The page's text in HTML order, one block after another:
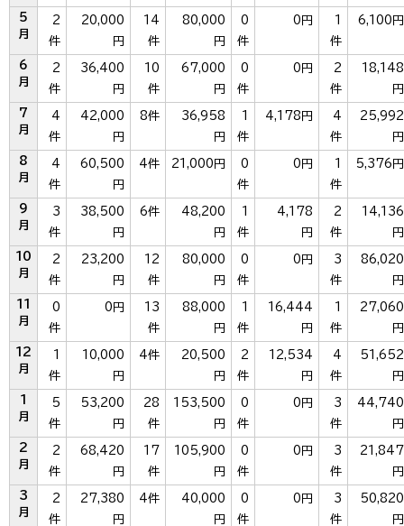
5
月
2
件
20,000
円
14
件
80,000
円
0
件
0円
1
件
6,100円
6
月
2
件
36,400
円
10
件
67,000
円
0
件
0円
2
件
18,148
円
7
月
4
件
42,000
円
8件
36,958
円
1
件
4,178円
4
件
25,992
円
8
月
4
件
60,500
円
4件 21,000円
0
件
0円
1
件
5,376円
9
月
3
件
38,500
円
6件
48,200
円
1
件
4,178
円
2
件
14,136
円
10
月
2
件
23,200
円
12
件
80,000
円
0
件
0円
3
件
86,020
円
11
月
0
件
0円
13
件
88,000
円
1
件
16,444
円
1
件
27,060
円
12
月
1
件
10,000
円
4件
20,500
円
2
件
12,534
円
4
件
51,652
円
1
月
5
件
53,200
円
28
件
153,500
円
0
件
0円
3
件
44,740
円
2
月
2
件
68,420
円
17
件
105,900
円
0
件
0円
3
件
21,847
円
3
月
2
件
27,380
円
4件
40,000
円
0
件
0円
3
件
50,820
円